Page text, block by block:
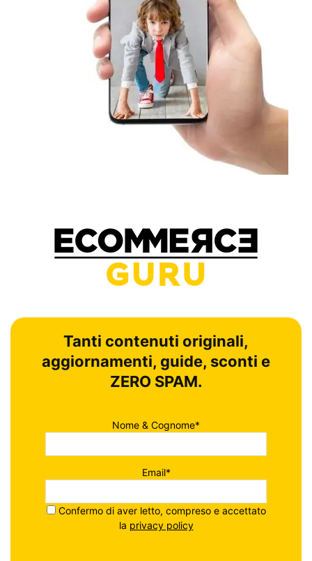
Tanti contenuti originali,
aggiornamenti, guide, sconti e
ZERO SPAM.
Nome & Cognome*
Email*
Confermo di aver letto, compreso e accettato
la privacy policy